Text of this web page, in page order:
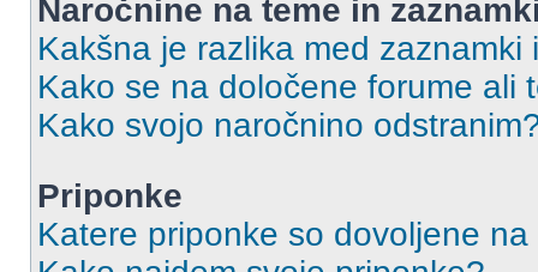
Naročnine na teme in
Kakšna je razlika med
Kako se na določene forume ali
Kako svojo naročnino
Priponke
Katere priponke so dovoljene